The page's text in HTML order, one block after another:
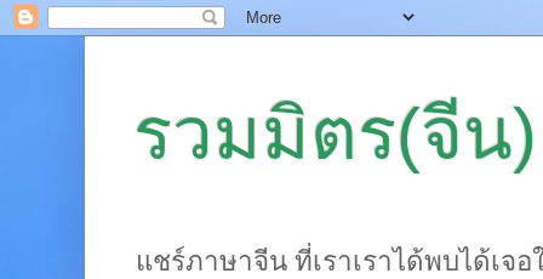
รวมมิตร(จีน)
แชร์ภาษาจีน ที่เราเราได้พบได้เจ